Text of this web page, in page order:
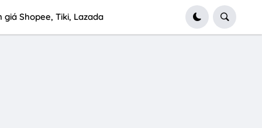
giá Shopee, Tiki, Lazada